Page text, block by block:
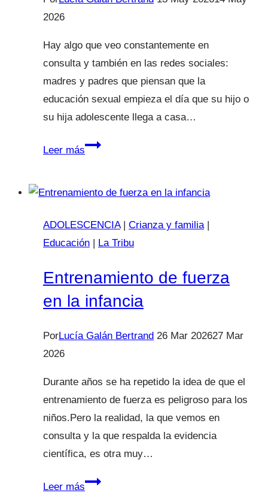
2026
Hay algo que veo constantemente en
consulta y también en las redes sociales:
madres y padres que piensan que la
educación sexual empieza el día que su hijo o
su hija adolescente llega a casa…
Leer más¿Por
importante
educación
sexual
desde
son
ADOLESCENCIA| Crianza y familia|
Educación
La Tribu
Entrenamiento de fuerza
en la infancia
PorLucía Galán Bertrand 26 Mar 202627 Mar
2026
Durante años se ha repetido la idea de que el
entrenamiento de fuerza es peligroso para los
niños.Pero la realidad, la que vemos en
consulta y la que respalda la evidencia
científica, es otra muy…
Leer másEntrenamiento